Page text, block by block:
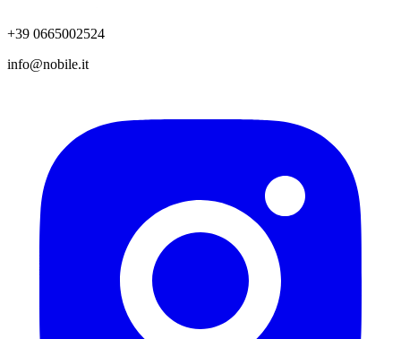
+39 0665002524
info@nobile.it